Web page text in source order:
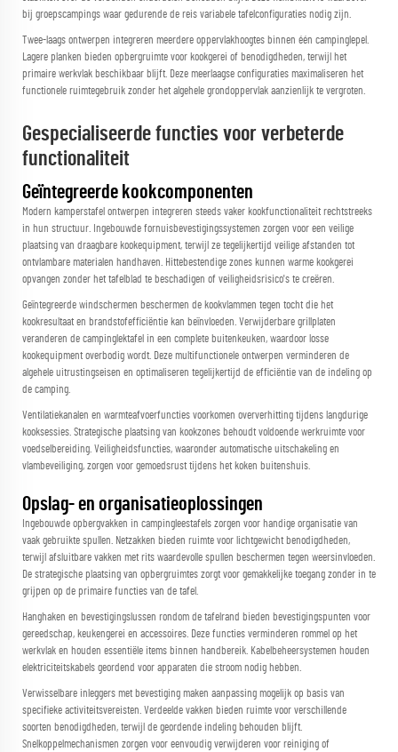
bij groepscampings waar gedurende de reis variabele tafelconfiguraties nodig zijn.
Twee-laags ontwerpen integreren meerdere oppervlakhoogtes binnen één campinglepel.
Lagere planken bieden opbergruimte voor kookgerei of benodigdheden, terwijl het
primaire werkvlak beschikbaar blijft. Deze meerlaagse configuraties maximaliseren het
functionele ruimtegebruik zonder het algehele grondoppervlak aanzienlijk te vergroten.
Gespecialiseerde functies voor verbeterde
functionaliteit
Geïntegreerde kookcomponenten
Modern kamperstafel ontwerpen integreren steeds vaker kookfunctionaliteit rechtstreeks
in hun structuur. Ingebouwde fornuisbevestigingssystemen zorgen voor een veilige
plaatsing van draagbare kookequipment, terwijl ze tegelijkertijd veilige afstanden tot
ontvlambare materialen handhaven. Hittebestendige zones kunnen warme kookgerei
opvangen zonder het tafelblad te beschadigen of veiligheidsrisico's te creëren.
Geïntegreerde windschermen beschermen de kookvlammen tegen tocht die het
kookresultaat en brandstofefficiëntie kan beïnvloeden. Verwijderbare grillplaten
veranderen de campinglektafel in een complete buitenkeuken, waardoor losse
kookequipment overbodig wordt. Deze multifunctionele ontwerpen verminderen de
algehele uitrustingseisen en optimaliseren tegelijkertijd de efficiëntie van de indeling op
de camping.
Ventilatiekanalen en warmteafvoerfuncties voorkomen oververhitting tijdens langdurige
kooksessies. Strategische plaatsing van kookzones behoudt voldoende werkruimte voor
voedselbereiding. Veiligheidsfuncties, waaronder automatische uitschakeling en
vlambeveiliging, zorgen voor gemoedsrust tijdens het koken buitenshuis.
Opslag- en organisatieoplossingen
Ingebouwde opbergvakken in campingleestafels zorgen voor handige organisatie van
vaak gebruikte spullen. Netzakken bieden ruimte voor lichtgewicht benodigdheden,
terwijl afsluitbare vakken met rits waardevolle spullen beschermen tegen weersinvloeden.
De strategische plaatsing van opbergruimtes zorgt voor gemakkelijke toegang zonder in te
grijpen op de primaire functies van de tafel.
Hanghaken en bevestigingslussen rondom de tafelrand bieden bevestigingspunten voor
gereedschap, keukengerei en accessoires. Deze functies verminderen rommel op het
werkvlak en houden essentiële items binnen handbereik. Kabelbeheersystemen houden
elektriciteitskabels geordend voor apparaten die stroom nodig hebben.
Verwisselbare inleggers met bevestiging maken aanpassing mogelijk op basis van
specifieke activiteitsvereisten. Verdeelde vakken bieden ruimte voor verschillende
soorten benodigdheden, terwijl de geordende indeling behouden blijft.
Snelkoppelmechanismen zorgen voor eenvoudig verwijderen voor reiniging of